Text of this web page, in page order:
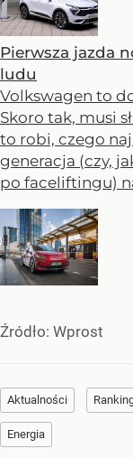
Pierwsza jazda
ludu
Volkswagen to
Skoro tak, musi
to robi, czego
generacja (czy,
po faceliftingu)
Źródło: Wprost
Aktualności
Energia